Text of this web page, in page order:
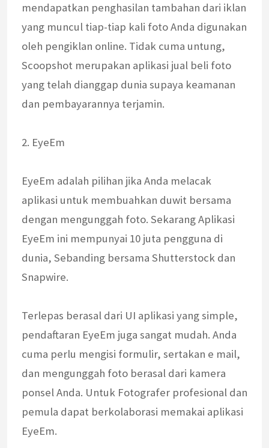
mendapatkan penghasilan tambahan dari iklan
yang muncul tiap-tiap kali foto Anda digunakan
oleh pengiklan online. Tidak cuma untung,
Scoopshot merupakan aplikasi jual beli foto
yang telah dianggap dunia supaya keamanan
dan pembayarannya terjamin.
2. EyeEm
EyeEm adalah pilihan jika Anda melacak
aplikasi untuk membuahkan duwit bersama
dengan mengunggah foto. Sekarang Aplikasi
EyeEm ini mempunyai 10 juta pengguna di
dunia, Sebanding bersama Shutterstock dan
Snapwire.
Terlepas berasal dari UI aplikasi yang simple,
pendaftaran EyeEm juga sangat mudah. Anda
cuma perlu mengisi formulir, sertakan e mail,
dan mengunggah foto berasal dari kamera
ponsel Anda. Untuk Fotografer profesional dan
pemula dapat berkolaborasi memakai aplikasi
EyeEm.